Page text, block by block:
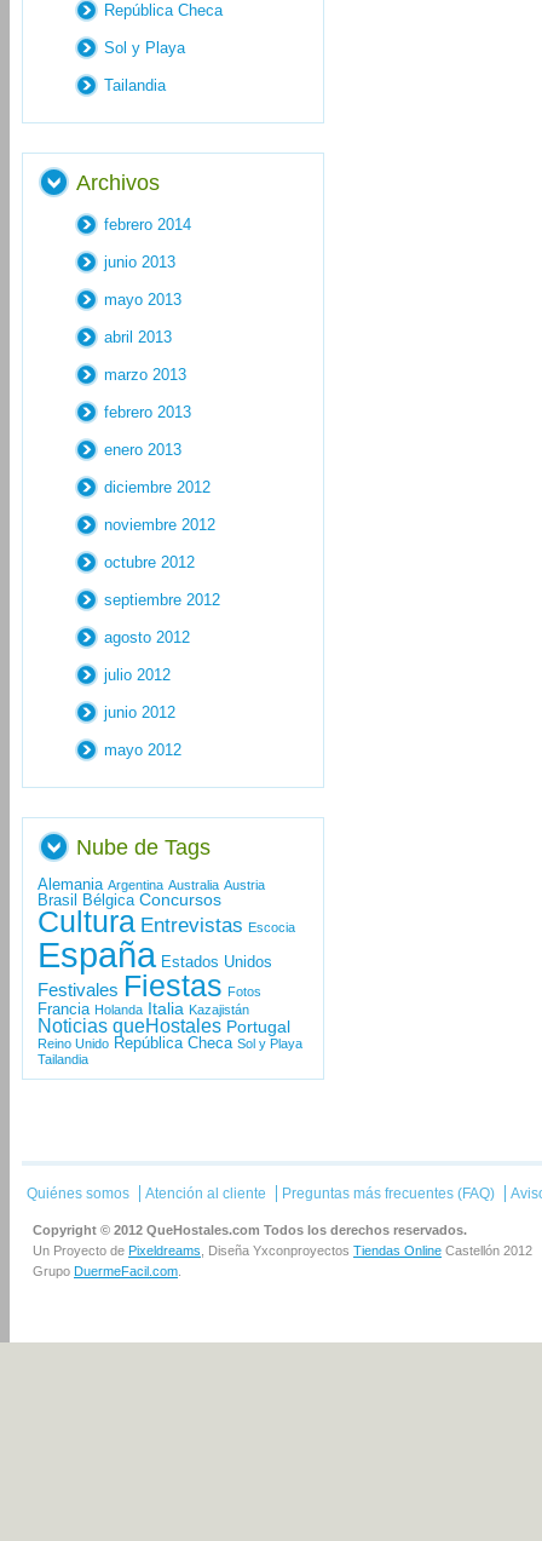
República Checa
Sol y Playa
Tailandia
Archivos
febrero 2014
junio 2013
mayo 2013
abril 2013
marzo 2013
febrero 2013
enero 2013
diciembre 2012
noviembre 2012
octubre 2012
septiembre 2012
agosto 2012
julio 2012
junio 2012
mayo 2012
Nube de Tags
Alemania Argentina Australia Austria
Brasil Bélgica Concursos
Cultura Entrevistas Escocia
España Estados Unidos
Festivales Fiestas Fotos
Francia Holanda Italia Kazajistán
Noticias queHostales Portugal
Reino Unido República Checa Sol y Playa
Tailandia
Quiénes somos Atención al cliente Preguntas más frecuentes (FAQ)
Copyright © 2012 QueHostales.com Todos los derechos reservados.
Un Proyecto de Pixeldreams , Diseña Yxconproyectos Tiendas Online Castellón 2012
Grupo DuermeFacil.com